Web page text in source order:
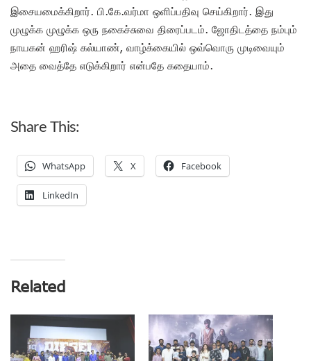
இசையமைக்கிறார். பி.கே.வர்மா ஒளிப்பதிவு செய்கிறார். இது
முழுக்க முழுக்க ஒரு நகைச்சுவை திரைப்படம். ஜோதிடத்தை நம்பும்
நாயகன் ஹரிஷ் கல்யாண், வாழ்க்கையில் ஒவ்வொரு முடிவையும்
அதை வைத்தே எடுக்கிறார் என்பதே கதையாம்.
Share This:
WhatsApp X Facebook
LinkedIn
Related